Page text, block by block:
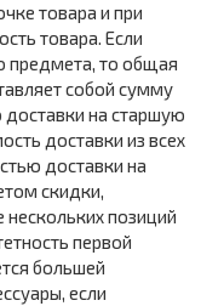
товара и при
товара. Если
предмета, то общая
собой сумму
на старшую
доставки из всех
доставки на
скидки,
нескольких позиций
первой
большей
если